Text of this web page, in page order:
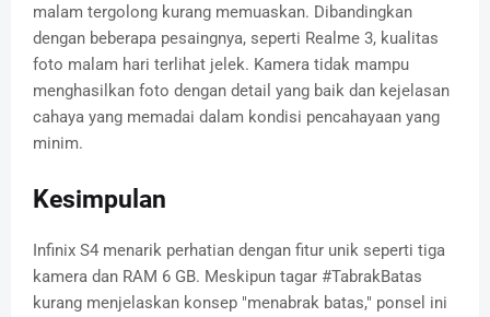
malam tergolong kurang memuaskan. Dibandingkan
dengan beberapa pesaingnya, seperti Realme 3, kualitas
foto malam hari terlihat jelek. Kamera tidak mampu
menghasilkan foto dengan detail yang baik dan kejelasan
cahaya yang memadai dalam kondisi pencahayaan yang
minim.
Kesimpulan
Infinix S4 menarik perhatian dengan fitur unik seperti tiga
kamera dan RAM 6 GB. Meskipun tagar #TabrakBatas
kurang menjelaskan konsep "menabrak batas," ponsel ini